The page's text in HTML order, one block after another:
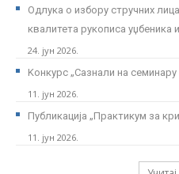
Одлука о избору стручних
квалитета рукописа уџбеника
24. јун 2026.
Kонкурс „Сазнали на
11. јун 2026.
Публикација „Практикум за
11. јун 2026.